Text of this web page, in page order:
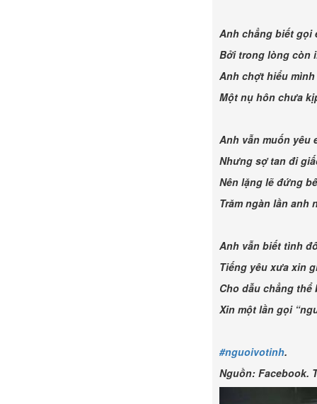
Anh chẳng biết gọi
Bởi trong lòng còn
Anh chợt hiểu
Một nụ hôn chưa
Anh vẫn muốn yêu
Nhưng sợ tan đi
Nên lặng lẽ đứng
Trăm ngàn lần anh
Anh vẫn biết tình
Tiếng yêu xưa xin
Cho dẫu chẳng thể
Xin một lần gọi
#nguoivotinh.
Nguồn: Facebook.